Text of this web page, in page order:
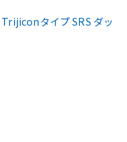
タイプ SRS ダッ